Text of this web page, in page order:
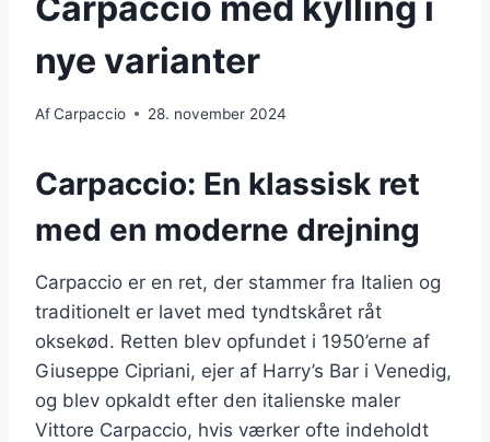
nye varianter
AfCarpaccio 28. november 2024
Carpaccio: En klassisk ret
med en moderne drejning
Carpaccio er en ret, der stammer fra Italien og
traditionelt er lavet med tyndtskåret råt
oksekød. Retten blev opfundet i 1950’erne af
Giuseppe Cipriani, ejer af Harry’s Bar i Venedig,
og blev opkaldt efter den italienske maler
Vittore Carpaccio, hvis værker ofte indeholdt